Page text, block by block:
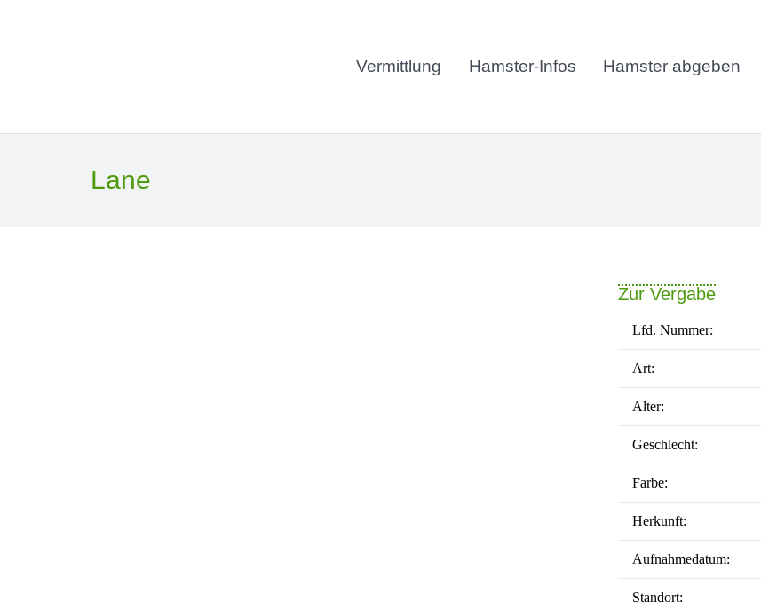
Vermittlung Hamster-Infos Hamster abgeben
Lane
Zur Vergabe
Lfd. Nummer:
Art:
Alter:
Geschlecht:
Farbe:
Herkunft:
Aufnahmedatum:
Standort: